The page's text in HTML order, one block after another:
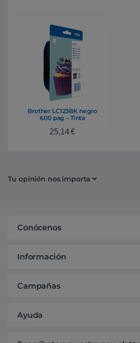
Brother LC123BK negro
600 pag – Tinta
25,14€
Tu opinión nos importa
Conócenos
Información
Campañas
Ayuda